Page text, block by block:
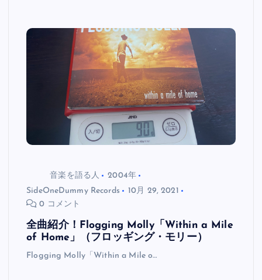
音楽を語る人
2004年
SideOneDummy Records
10月 29, 2021
0 コメント
全曲紹介！Flogging Molly「Within a Mile
of Home」（フロッギング・モリー）
Flogging Molly「Within a Mile o…